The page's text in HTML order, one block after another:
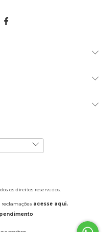
os direitos reservados.
reclamações acesse aqui.